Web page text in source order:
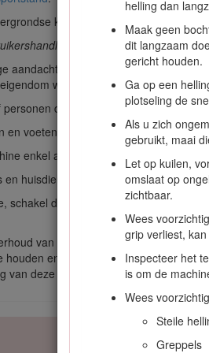
helling dan
Maak geen
dit langzaam
gericht houden.
Ga op een
plotseling de
Als u zich
gebruikt, maai
Let op kuilen,
omslaat op
zichtbaar.
Wees
grip verliest,
Inspecteer het
is om de
Wees
Steile
Greppels
kabels, leidingen en andere
en zorg ervoor dat u
aandacht als u de machine gebruikt.
worden beschadigd.
die geen instructie hebben
en voeten uit de buurt van de
enkel als de schermen en andere
en huisdieren uit de buurt van de
schakel de machine uit en verwijder
van deze machine kan letsel tot
houden en altijd op het
van deze instructies kan leiden tot